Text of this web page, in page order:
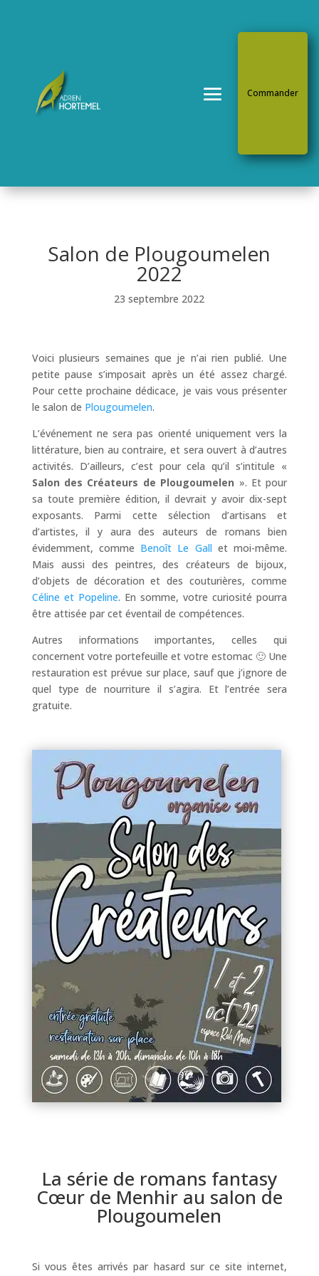
Commander
Salon de Plougoumelen
2022
23 septembre 2022
Voici plusieurs semaines que je n’ai rien publié. Une
petite pause s’imposait après un été assez chargé.
Pour cette prochaine dédicace, je vais vous présenter
le salon de Plougoumelen.
L’événement ne sera pas orienté uniquement vers la
littérature, bien au contraire, et sera ouvert à d’autres
activités. D’ailleurs, c’est pour cela qu’il s’intitule «
Salon des Créateurs de Plougoumelen ». Et pour
sa toute première édition, il devrait y avoir dix-sept
exposants. Parmi cette sélection d’artisans et
d’artistes, il y aura des auteurs de romans bien
évidemment, comme Benoît Le Gall et moi-même.
Mais aussi des peintres, des créateurs de bijoux,
d’objets de décoration et des couturières, comme
Céline et Popeline. En somme, votre curiosité pourra
être attisée par cet éventail de compétences.
Autres informations importantes, celles qui
concernent votre portefeuille et votre estomac 🙂 Une
restauration est prévue sur place, sauf que j’ignore de
quel type de nourriture il s’agira. Et l’entrée sera
gratuite.
La série de romans fantasy
Cœur de Menhir au salon de
Plougoumelen
Si vous êtes arrivés par hasard sur ce site internet,